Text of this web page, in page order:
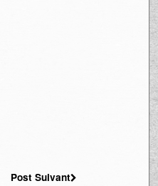
Post Suivant